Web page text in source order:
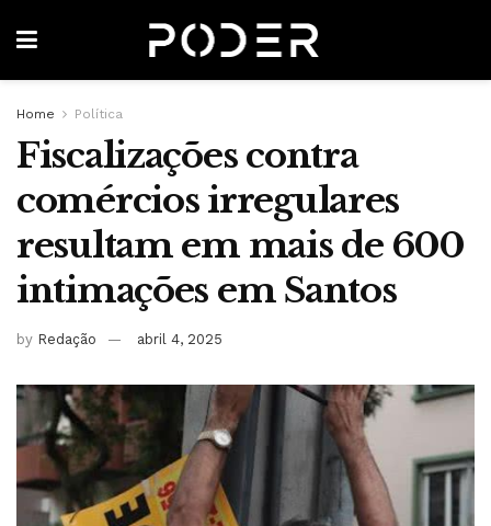
Home Política
Fiscalizações contra
comércios irregulares
resultam em mais de 600
intimações em Santos
by Redação abril 4, 2025